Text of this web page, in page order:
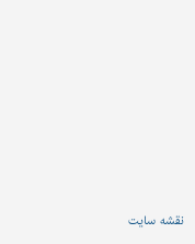
نقشه سایت